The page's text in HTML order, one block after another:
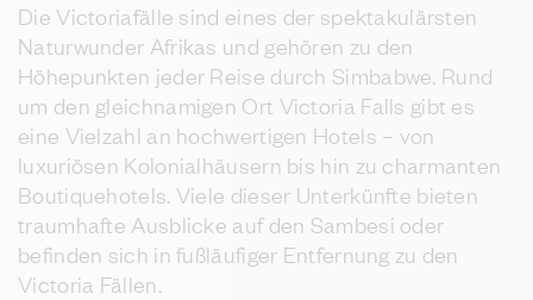
Die Victoriafälle sind eines der spektakulärsten
Naturwunder Afrikas und gehören zu den
Höhepunkten jeder Reise durch Simbabwe. Rund
um den gleichnamigen Ort Victoria Falls gibt es
eine Vielzahl an hochwertigen Hotels – von
luxuriösen Kolonialhäusern bis hin zu charmanten
Boutiquehotels. Viele dieser Unterkünfte bieten
traumhafte Ausblicke auf den Sambesi oder
befinden sich in fußläufiger Entfernung zu den
Victoria Fällen.